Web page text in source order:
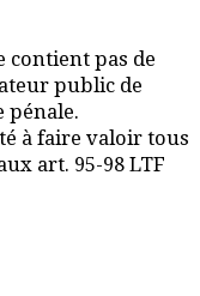
contient pas de
public de
pénale.
à faire valoir tous
art. 95-98 LTF